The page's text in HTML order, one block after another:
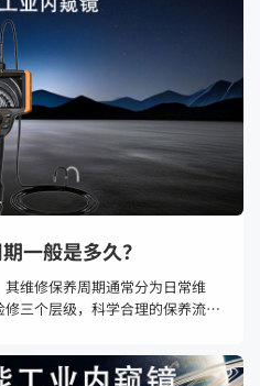
一般是多久？
维修保养周期通常分为日常维
三个层级，科学合理的保养流程
查内窥镜探头与管线是否完好，
应匀速推进，避免过度弯曲或硬